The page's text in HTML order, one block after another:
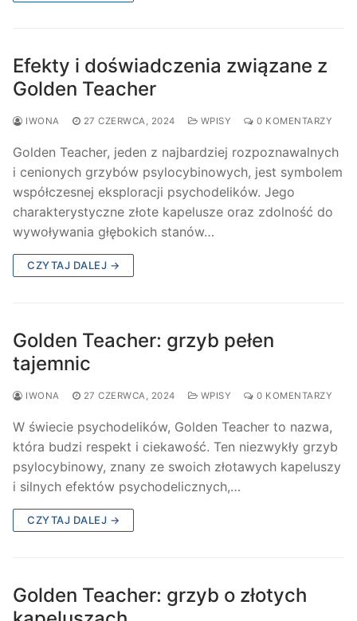
Efekty i doświadczenia związane z
Golden Teacher
IWONA 27 CZERWCA, 2024 WPISY 0 KOMENTARZY
Golden Teacher, jeden z najbardziej rozpoznawalnych
i cenionych grzybów psylocybinowych, jest symbolem
współczesnej eksploracji psychodelików. Jego
charakterystyczne złote kapelusze oraz zdolność do
wywoływania głębokich stanów…
CZYTAJ DALEJ →
Golden Teacher: grzyb pełen
tajemnic
IWONA 27 CZERWCA, 2024 WPISY 0 KOMENTARZY
W świecie psychodelików, Golden Teacher to nazwa,
która budzi respekt i ciekawość. Ten niezwykły grzyb
psylocybinowy, znany ze swoich złotawych kapeluszy
i silnych efektów psychodelicznych,…
CZYTAJ DALEJ →
Golden Teacher: grzyb o złotych